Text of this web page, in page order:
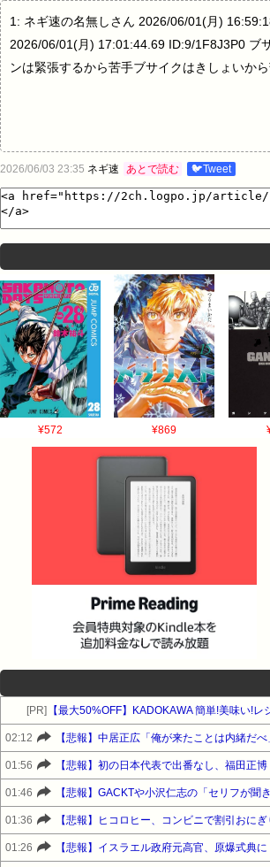
1: ネギ速の名無しさん 2026/06/01(月)
2026/06/01(月) 17:01:44.69 ID:9/1F8J3P0 ブ
ンは緊張するから苦手ブサイクはきしょいか
2026/06/03 23:35 ネギ速 あとで読む 🐦Tweet
¥572 ¥869
[PR] 【最大50%OFF】KADOKAWA 簡単!美味い!
02:12 【悲報】中居正広「俺が来たことは内緒だ
01:56 【悲報】初の日本代表で出番なし、福田正
01:46 【悲報】GACKTや小沢仁志の「セリフが
01:36 【悲報】ヒコロヒー、コンビニで割引おにぎ
01:26 【悲報】イスラエル政府元高官、原爆式典に